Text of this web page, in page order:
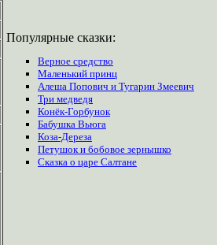
Популярные сказки:
Верное средство
Маленький принц
Алеша Попович и Тугарин Змеевич
Три медведя
Конёк-Горбунок
Бабушка Вьюга
Коза-Дереза
Петушок и бобовое зернышко
Сказка о царе Салтане